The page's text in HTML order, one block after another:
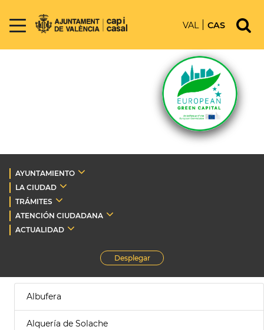
VAL CAS
AYUNTAMIENTO
LA CIUDAD
TRÁMITES
ATENCIÓN CIUDADANA
ACTUALIDAD
Desplegar
Albufera
Alquería de Solache